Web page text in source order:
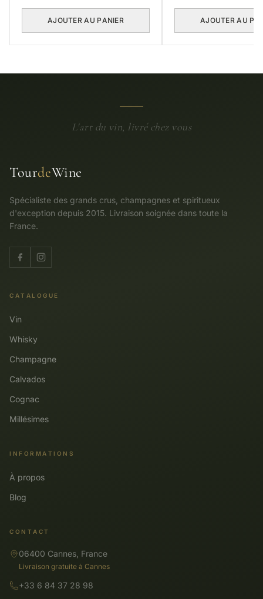
AJOUTER AU PANIER AJOUTER AU
L'art du vin, livré chez vous
TourdeWine
Spécialiste des grands crus, champagnes et spiritueux
d'exception depuis 2015. Livraison soignée dans toute la
France.
CATALOGUE
Vin
Whisky
Champagne
Calvados
Cognac
Millésimes
INFORMATIONS
À propos
Blog
CONTACT
06400 Cannes, France
Livraison gratuite à Cannes
+33 6 84 37 28 98